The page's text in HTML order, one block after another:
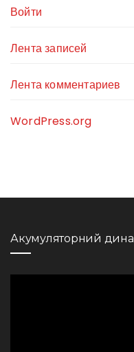
Войти
Лента записей
Лента комментариев
WordPress.org
Акумуляторний